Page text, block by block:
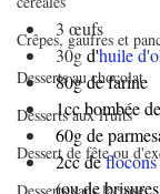
Crêpes, gaufres et
Desserts au chocolat
Desserts aux fruits
Dessert de fête ou
3 œufs
30g d'huile
80g de farine
1cc bombée
60g de
2cc de flocons
(ou de